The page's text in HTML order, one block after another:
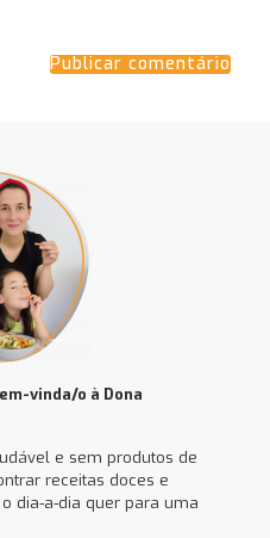
vinda/o à Dona
e sem produtos de
receitas doces e
dia-a-dia quer para uma